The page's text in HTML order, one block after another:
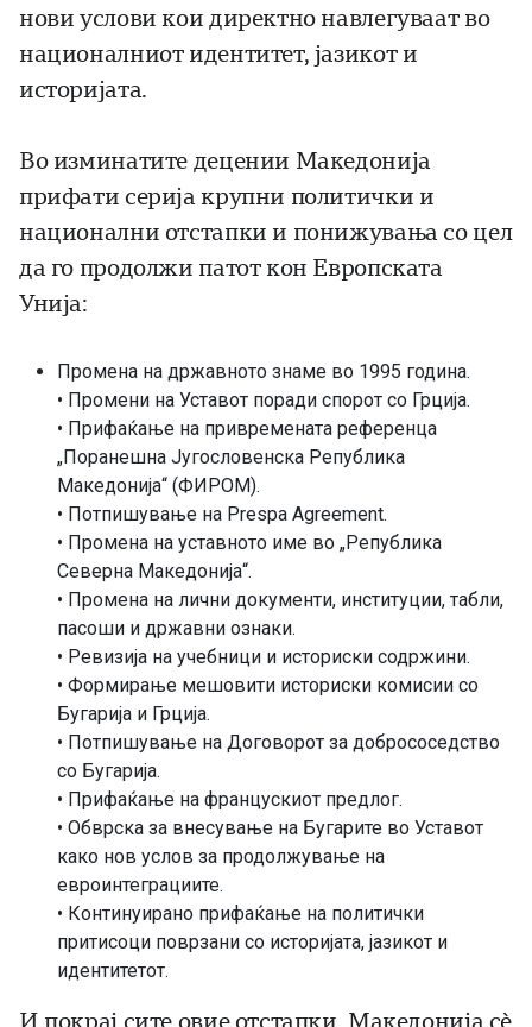
нови услови кои директно навлегуваат во
националниот идентитет, јазикот и
историјата.
Во изминатите децении Македонија
прифати серија крупни политички и
национални отстапки и понижувања со цел
да го продолжи патот кон Европската
Унија:
Промена на државното знаме во 1995 година.
• Промени на Уставот поради спорот со Грција.
• Прифаќање на привремената референца
„Поранешна Југословенска Република
Македонија“ (ФИРОМ).
• Потпишување на Prespa Agreement.
• Промена на уставното име во „Република
Северна Македонија“.
• Промена на лични документи, институции, табли,
пасоши и државни ознаки.
• Ревизија на учебници и историски содржини.
• Формирање мешовити историски комисии со
Бугарија и Грција.
• Потпишување на Договорот за добрососедство
со Бугарија.
• Прифаќање на францускиот предлог.
• Обврска за внесување на Бугарите во Уставот
како нов услов за продолжување на
евроинтеграциите.
• Континуирано прифаќање на политички
притисоци поврзани со историјата, јазикот и
идентитетот.